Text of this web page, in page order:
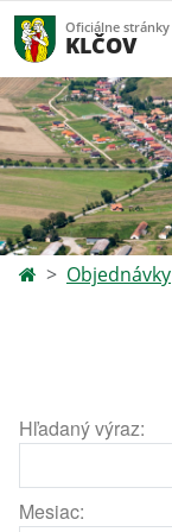
Oficiálne stránky
KLČOV
Objednávky
Hľadaný výraz:
Mesiac: